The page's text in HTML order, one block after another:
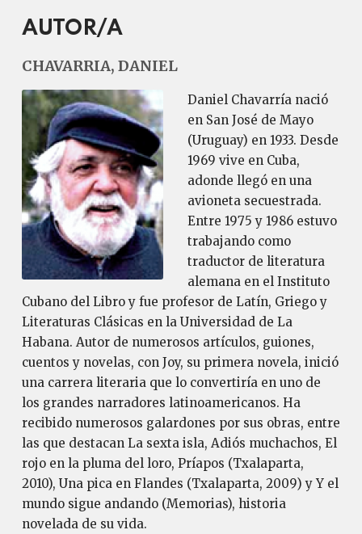
AUTOR/A
CHAVARRIA, DANIEL
Daniel Chavarría nació
en San José de Mayo
(Uruguay) en 1933. Desde
1969 vive en Cuba,
adonde llegó en una
avioneta secuestrada.
Entre 1975 y 1986 estuvo
trabajando como
traductor de literatura
alemana en el Instituto
Cubano del Libro y fue profesor de Latín, Griego y
Literaturas Clásicas en la Universidad de La
Habana. Autor de numerosos artículos, guiones,
cuentos y novelas, con Joy, su primera novela, inició
una carrera literaria que lo convertiría en uno de
los grandes narradores latinoamericanos. Ha
recibido numerosos galardones por sus obras, entre
las que destacan La sexta isla, Adiós muchachos, El
rojo en la pluma del loro, Príapos (Txalaparta,
2010), Una pica en Flandes (Txalaparta, 2009) y Y el
mundo sigue andando (Memorias), historia
novelada de su vida.